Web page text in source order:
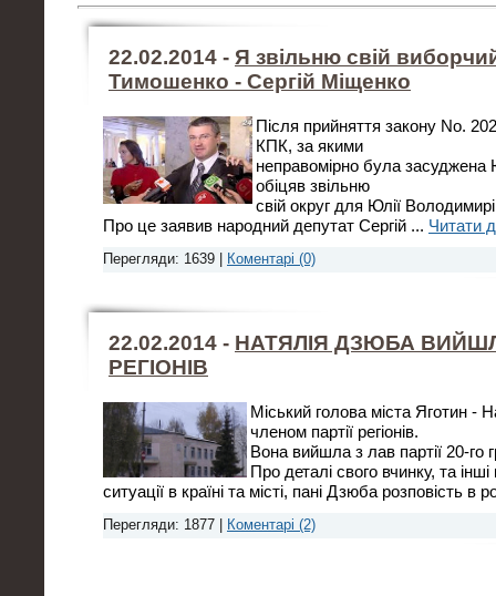
22.02.2014 - Я звільню свій
Тимошенко - Сергій Міщенко
Після прийняття закону No.
КПК, за якими
неправомірно була засуджена
обіцяв звільню
свій округ для Юлії
Про це заявив народний депутат Сергій ... Читати
Перегляди: 1639 | Коментарі (0)
22.02.2014 - НАТЯЛІЯ ДЗЮБА
РЕГІОНІВ
Міський голова міста Яготин -
членом партії регіонів.
Вона вийшла з лав партії 20-го
Про деталі свого вчинку, та
ситуації в країні та місті, пані Дзюба розповість в
Перегляди: 1877 | Коментарі (2)